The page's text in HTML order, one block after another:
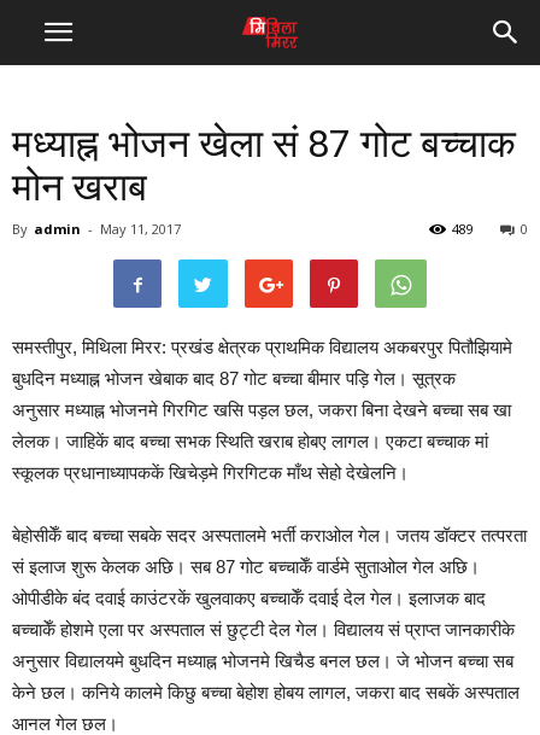
मध्याह्न भोजन खेला सं 87 गोट बच्चाक
मोन खराब
By admin - May 11, 2017 0
489
समस्तीपुर, मिथिला मिरर: प्रखंड क्षेत्रक प्राथमिक विद्यालय अकबरपुर पितौझियामे
बुधदिन मध्याह्न भोजन खेबाक बाद 87 गोट बच्चा बीमार पड़ि गेल। सूत्रक
अनुसार मध्याह्न भोजनमे गिरगिट खसि पड़ल छल, जकरा बिना देखने बच्चा सब खा
लेलक। जाहिकें बाद बच्चा सभक स्थिति खराब होबए लागल। एकटा बच्चाक मां
स्कूलक प्रधानाध्यापककें खिचेड़मे गिरगिटक माँथ सेहो देखेलनि।
बेहोसीकेँ बाद बच्चा सबके सदर अस्पतालमे भर्ती कराओल गेल। जतय डॉक्टर तत्परता
सं इलाज शुरू केलक अछि। सब 87 गोट बच्चाकेँ वार्डमे सुताओल गेल अछि।
ओपीडीके बंद दवाई काउंटरकें खुलवाकए बच्चाकेँ दवाई देल गेल। इलाजक बाद
बच्चाकेँ होशमे एला पर अस्पताल सं छुट्टी देल गेल। विद्यालय सं प्राप्त जानकारीके
अनुसार विद्यालयमे बुधदिन मध्याह्न भोजनमे खिचैड बनल छल। जे भोजन बच्चा सब
केने छल। कनिये कालमे किछु बच्चा बेहोश होबय लागल, जकरा बाद सबकें अस्पताल
आनल गेल छल।